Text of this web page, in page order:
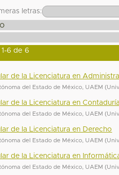
letras:
6 de 6
de la Licenciatura en
del Estado de México, UAEM (
de la Licenciatura en Contaduría
del Estado de México, UAEM (
de la Licenciatura en Derecho
del Estado de México, UAEM (
de la Licenciatura en
del Estado de México, UAEM (